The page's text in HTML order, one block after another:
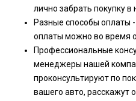
лично забрать покупку
Разные способы оплаты
оплаты можно во время
Профессиональные
менеджеры нашей
проконсультируют по
вашего авто, расскажут